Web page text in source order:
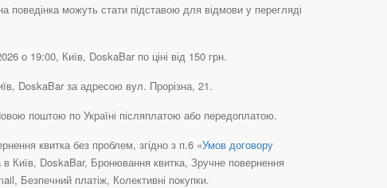
можуть стати підставою для відмови у перегляді
19:00, Київ, DoskaBar по ціні від 150 грн.
DoskaBar за адресою вул. Прорізна, 21.
поштою по Україні післяплатою або передоплатою.
квитка без проблем, згідно з п.6 «Умов договору
Київ, DoskaBar, Бронювання квитка, Зручне повернення
Безпечний платіж, Колективні покупки.